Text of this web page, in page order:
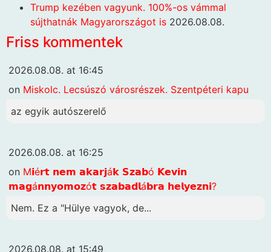
Trump kezében vagyunk. 100%-os vámmal
sújthatnák Magyarországot is 2026.08.08.
Friss kommentek
2026.08.08. at 16:45
on Miskolc. Lecsúszó városrészek. Szentpéteri kapu
az egyik autószerelő
2026.08.08. at 16:25
on M𝗶é𝗿𝘁 𝗻𝗲𝗺 𝗮𝗸𝗮𝗿𝗷á𝗸 𝗦𝘇𝗮𝗯ó 𝗞𝗲𝘃𝗶𝗻
𝗺𝗮𝗴á𝗻𝗻𝘆𝗼𝗺𝗼𝘇ó𝘁 𝘀𝘇𝗮𝗯𝗮𝗱𝗹á𝗯𝗿𝗮 𝗵𝗲𝗹𝘆𝗲𝘇𝗻𝗶?
Nem. Ez a "Hülye vagyok, de...
2026.08.08. at 15:49